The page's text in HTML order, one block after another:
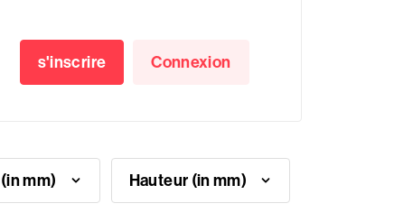
s'inscrire Connexion
Largeur (in mm) Hauteur (in mm)